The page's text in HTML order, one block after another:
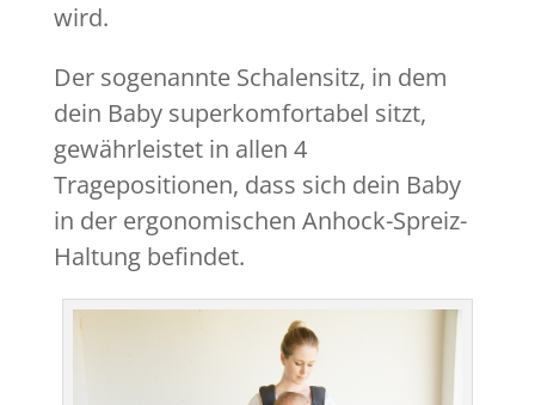
wird.
Der sogenannte Schalensitz, in dem
dein Baby superkomfortabel sitzt,
gewährleistet in allen 4
Tragepositionen, dass sich dein Baby
in der ergonomischen Anhock-Spreiz-
Haltung befindet.